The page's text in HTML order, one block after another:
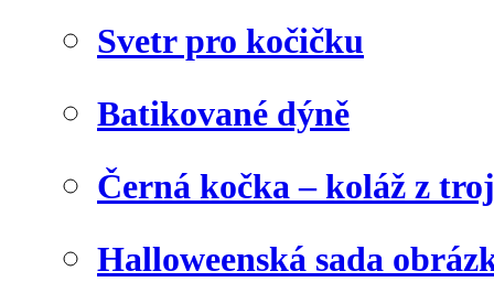
Svetr pro kočičku
Batikované dýně
Černá kočka – koláž z
Halloweenská sada